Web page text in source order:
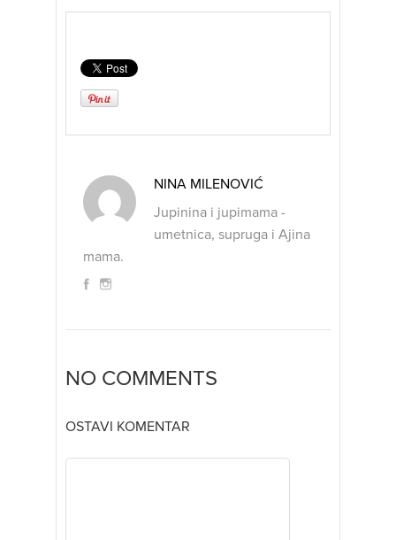
NINA MILENOVIĆ
Jupinina i jupimama -
umetnica, supruga i Ajina
mama.
NO COMMENTS
OSTAVI KOMENTAR